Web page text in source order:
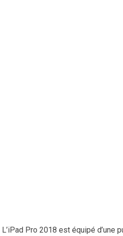
L’iPad Pro 2018 est équipé d’une